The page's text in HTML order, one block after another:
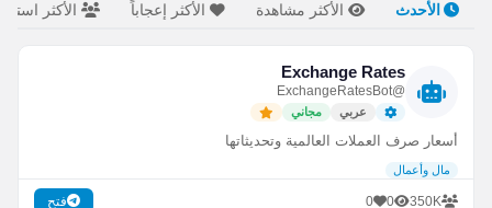
الأحدث الأكثر مشاهدة الأكثر إعجاباً الأكثر
Exchange Rates
@ExchangeRatesBot
عربي مجاني
أسعار صرف العملات العالمية وتحديثاتها
مال وأعمال
350K
0
0 فتح